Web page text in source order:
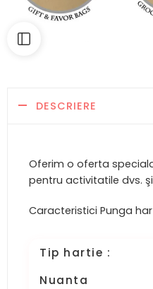
DESCRIERE
Oferim o oferta
pentru activitatile dvs.
Caracteristici Punga
Tip hartie :
Nuanta